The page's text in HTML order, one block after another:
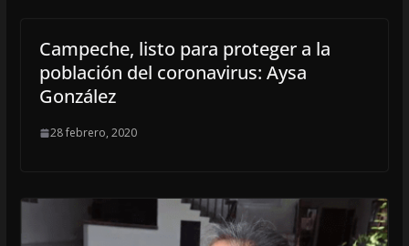
Campeche, listo para proteger a la
población del coronavirus: Aysa
González
28 febrero, 2020